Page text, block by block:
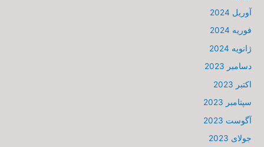
آوریل 2024
فوریه 2024
ژانویه 2024
دسامبر 2023
اکتبر 2023
سپتامبر 2023
آگوست 2023
جولای 2023